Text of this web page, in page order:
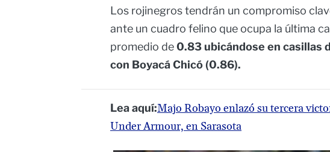
Los rojinegros tendrán un compromiso
ante un cuadro felino que ocupa la última
promedio de0.83 ubicándose en casillas
con Boyacá Chicó (0.86).
Lea aquí:Majo Robayo enlazó su tercera
Under Armour, en Sarasota